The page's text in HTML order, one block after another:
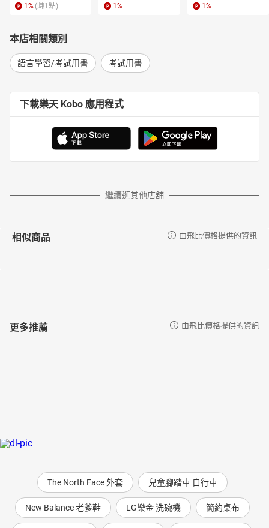
1 % (賺1 點) 1 % 1 %
本店相關類別
語言學習/考試用書 考試用書
下載樂天 Kobo 應用程式
繼續逛其他店舖
相似商品 由飛比價格提供的資訊
更多推薦 由飛比價格提供的資訊
The North Face 外套 兒童腳踏車 自行車
New Balance 老爹鞋 LG樂金 洗碗機 簡約桌布